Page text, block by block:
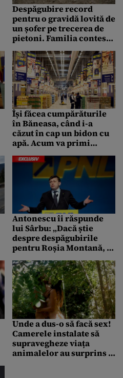
Despăgubire record
pentru o gravidă lovită de
un șofer pe trecerea de
pietoni. Familia contestă
două ori mai mare
Își făcea cumpărăturile
în Băneasa, când i-a
căzut în cap un bidon cu
apă. Acum va primi
morale
Antonescu îi răspunde
lui Sârbu: „Dacă știe
despre despăgubirile
pentru Roșia Montană, să
și să informeze opinia
publică”
Unde a dus-o să facă sex!
Camerele instalate să
supravegheze viața
animalelor au surprins O